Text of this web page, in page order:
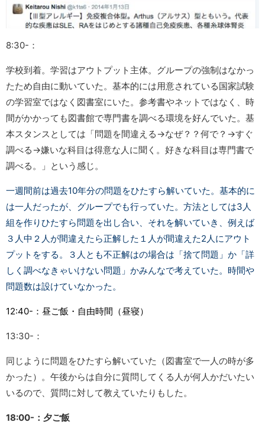
8:30-：
学校到着。学習はアウトプット主体。グループの強制はなかっ
たため自由に動いていた。基本的には用意されている国家試験
の学習室ではなく 図書室にいた。参考書やネットではなく、時
間がかかっても図書館で専門書を調べる環境を好んでいた。基
本スタンスとしては「問題を間違える→なぜ？？何で？→すぐ
調べる→嫌いな科目は得意な人に聞く。好きな科目は専門書で
調べる。」という感じ。
一週間前は過去10年分の問題をひたすら解いていた。基本的に
は一人だったが、グループでも行っていた。方法としては3人
組を作りひたすら問題を出し合い、それを解いていき、例えば
３人中２人が間違えたら正解した１人が間違えた2人にアウト
プットをする。３人とも不正解はの場合は「捨て問題」か「詳
しく調べなきゃいけない問題」かみんなで考えていた。時間や
問題数は設けていなかった。
12:40-：昼ご飯・自由時間（昼寝）
13:30-：
同じように問題をひたすら解いていた（図書室で一人の時が多
かった）。午後からは自分に質問してくる人が何人かだいたい
いるので、質問に対して教えていたりもした。
18:00-：夕ご飯